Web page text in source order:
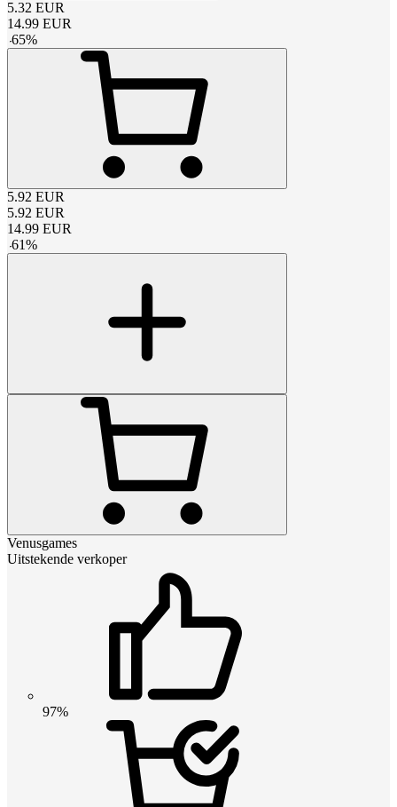
5.32 EUR
14.99 EUR
-65%
5.92 EUR
5.92 EUR
14.99 EUR
-61%
Venusgames
Uitstekende verkoper
97%